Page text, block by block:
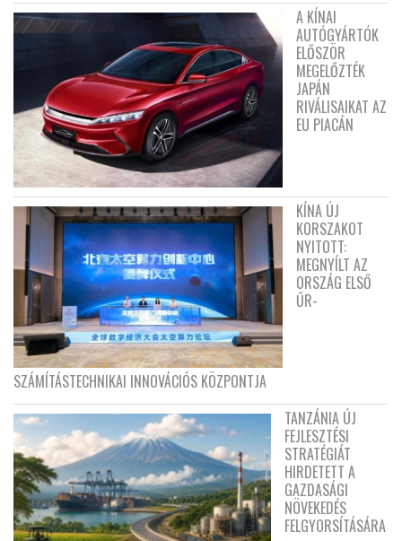
A KÍNAI
AUTÓGYÁRTÓK
ELŐSZÖR
MEGELŐZTÉK
JAPÁN
RIVÁLISAIKAT AZ
EU PIACÁN
KÍNA ÚJ
KORSZAKOT
NYITOTT:
MEGNYÍLT AZ
ORSZÁG ELSŐ
ŰR-
SZÁMÍTÁSTECHNIKAI INNOVÁCIÓS KÖZPONTJA
TANZÁNIA ÚJ
FEJLESZTÉSI
STRATÉGIÁT
HIRDETETT A
GAZDASÁGI
NÖVEKEDÉS
FELGYORSÍTÁSÁRA